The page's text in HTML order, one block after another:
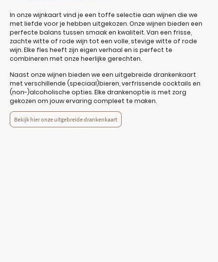
In onze wijnkaart vind je een toffe selectie aan wijnen die we
met liefde voor je hebben uitgekozen. Onze wijnen bieden een
perfecte balans tussen smaak en kwaliteit. Van een frisse,
zachte witte of rode wijn tot een volle, stevige witte of rode
wijn. Elke fles heeft zijn eigen verhaal en is perfect te
combineren met onze heerlijke gerechten.
Naast onze wijnen bieden we een uitgebreide drankenkaart
met verschillende (speciaal)bieren, verfrissende cocktails en
(non-)alcoholische opties. Elke drankenoptie is met zorg
gekozen om jouw ervaring compleet te maken.
Bekijk hier onze uitgebreide drankenkaart